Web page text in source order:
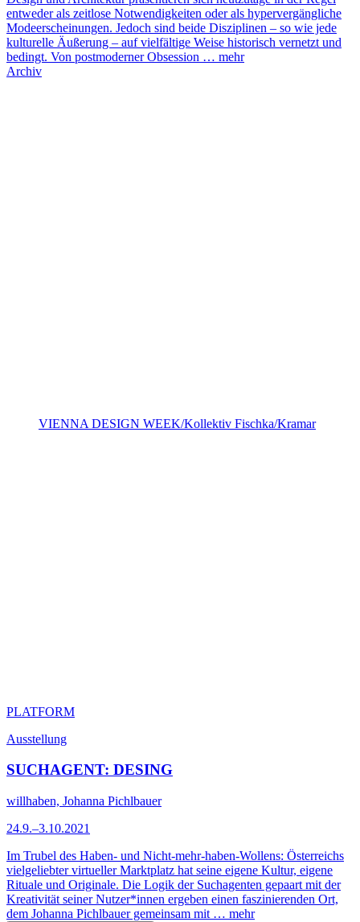
entweder als zeitlose Notwendigkeiten oder als hypervergängliche
Modeerscheinungen. Jedoch sind beide Disziplinen – so wie jede
kulturelle Äußerung – auf vielfältige Weise historisch vernetzt und
bedingt. Von postmoderner Obsession … mehr
Archiv
VIENNA DESIGN WEEK/Kollektiv Fischka/Kramar
PLATFORM
Ausstellung
SUCHAGENT: DESING
willhaben, Johanna Pichlbauer
24.9.–3.10.2021
Im Trubel des Haben- und Nicht-mehr-haben-Wollens: Österreichs
vielgeliebter virtueller Marktplatz hat seine eigene Kultur, eigene
Rituale und Originale. Die Logik der Suchagenten gepaart mit der
Kreativität seiner Nutzer*innen ergeben einen faszinierenden Ort,
dem Johanna Pichlbauer gemeinsam mit … mehr